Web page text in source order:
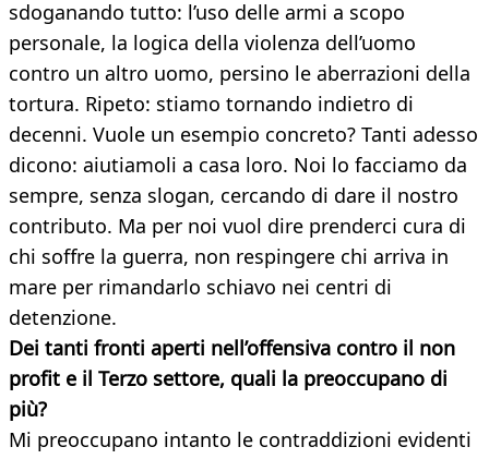
sdoganando tutto: l’uso delle armi a scopo
personale, la logica della violenza dell’uomo
contro un altro uomo, persino le aberrazioni della
tortura. Ripeto: stiamo tornando indietro di
decenni. Vuole un esempio concreto? Tanti adesso
dicono: aiutiamoli a casa loro. Noi lo facciamo da
sempre, senza slogan, cercando di dare il nostro
contributo. Ma per noi vuol dire prenderci cura di
chi soffre la guerra, non respingere chi arriva in
mare per rimandarlo schiavo nei centri di
detenzione.
Dei tanti fronti aperti nell’offensiva contro il non
profit e il Terzo settore, quali la preoccupano di
più?
Mi preoccupano intanto le contraddizioni evidenti